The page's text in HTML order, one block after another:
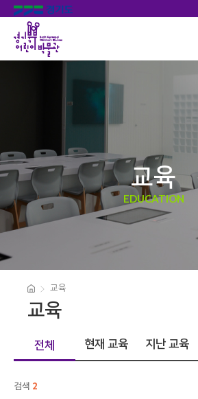
교육
EDUCATION
교육
교육
전체 현재 교육 지난 교육
검색 2